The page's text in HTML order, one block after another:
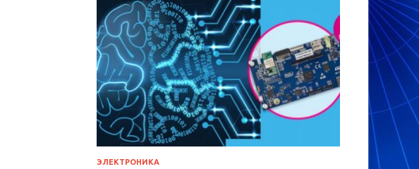
ЭЛЕКТРОНИКА